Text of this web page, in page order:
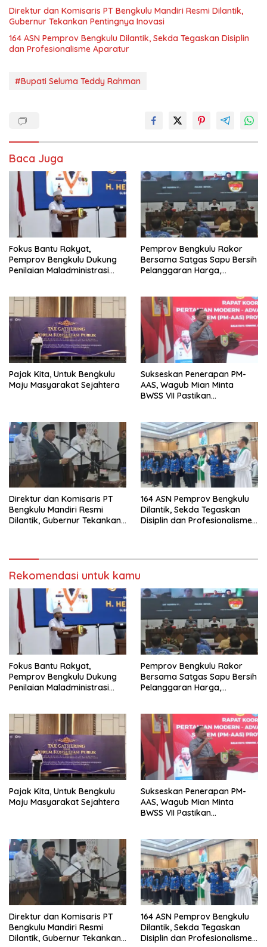
Direktur dan Komisaris PT Bengkulu Mandiri Resmi Dilantik,
Gubernur Tekankan Pentingnya Inovasi
164 ASN Pemprov Bengkulu Dilantik, Sekda Tegaskan Disiplin
dan Profesionalisme Aparatur
#Bupati Seluma Teddy Rahman
Baca Juga
Fokus Bantu Rakyat,
Pemprov Bengkulu Dukung
Penilaian Maladministrasi
Pemprov Bengkulu Rakor
Bersama Satgas Sapu Bersih
Pelanggaran Harga,
Masih Jadi Sorotan
Pajak Kita, Untuk Bengkulu
Maju Masyarakat Sejahtera
Sukseskan Penerapan PM-
AAS, Wagub Mian Minta
BWSS VII Pastikan
Direktur dan Komisaris PT
Bengkulu Mandiri Resmi
Dilantik, Gubernur Tekankan
164 ASN Pemprov Bengkulu
Dilantik, Sekda Tegaskan
Disiplin dan Profesionalisme
Rekomendasi untuk kamu
Fokus Bantu Rakyat,
Pemprov Bengkulu Dukung
Penilaian Maladministrasi
Pemprov Bengkulu Rakor
Bersama Satgas Sapu Bersih
Pelanggaran Harga,
Masih Jadi Sorotan
Pajak Kita, Untuk Bengkulu
Maju Masyarakat Sejahtera
Sukseskan Penerapan PM-
AAS, Wagub Mian Minta
BWSS VII Pastikan
Direktur dan Komisaris PT
Bengkulu Mandiri Resmi
Dilantik, Gubernur Tekankan
164 ASN Pemprov Bengkulu
Dilantik, Sekda Tegaskan
Disiplin dan Profesionalisme